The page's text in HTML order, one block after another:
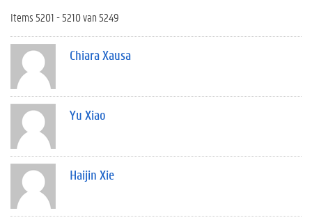
Items 5201 - 5210 van 5249
Chiara Xausa
Yu Xiao
Haijin Xie